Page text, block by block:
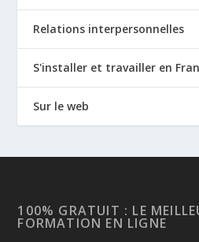
Relations interpersonnelles
S'installer et travailler en
Sur le web
100% GRATUIT : LE
FORMATION EN LIGNE